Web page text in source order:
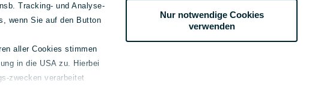
Tracking- und Analyse-
wenn Sie auf den Button
aller Cookies stimmen
in die USA zu. Hierbei
zwecken verarbeitet
Nur notwendige Cookies
verwenden